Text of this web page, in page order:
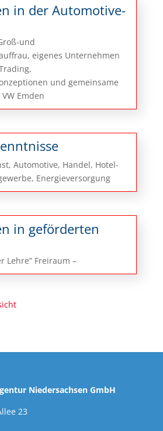
in der Automotive-
und
eigenes Unternehmen
und gemeinsame
Emden
Automotive, Handel, Hotel-
Energieversorgung
in geförderten
Lehre” Freiraum –
Niedersachsen GmbH
23